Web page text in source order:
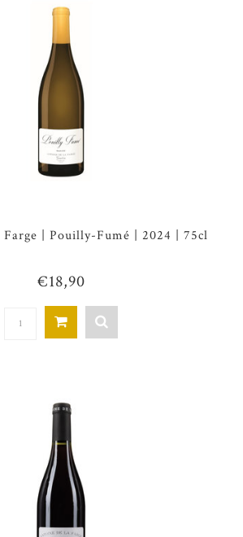
| Pouilly-Fumé | 2024 | 75cl
€18,90